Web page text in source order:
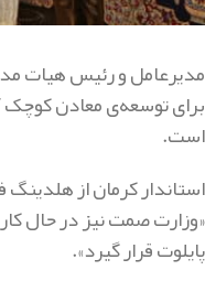
مدیرعامل و رئیس هیات
برای توسعه‌ی معادن کوچک
است.
استاندار کرمان از
«وزارت صمت نیز در حال
پایلوت قرار گیرد».